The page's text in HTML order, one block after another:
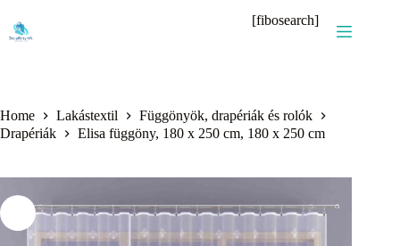
content
[fibosearch]
Home Lakástextil
Függönyök, drapériák és rolók
Drapériák
Elisa függöny, 180 x 250 cm, 180 x 250 cm